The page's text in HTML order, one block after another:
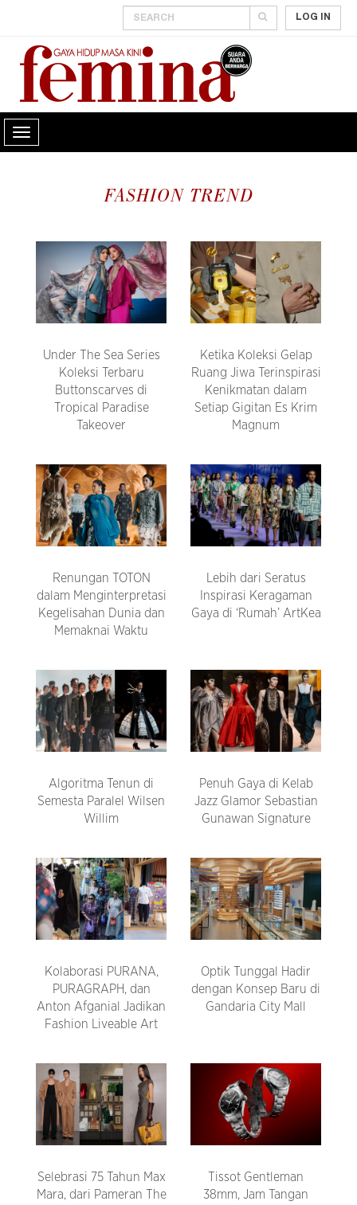
LOG IN
FASHION TREND
Under The Sea Series
Koleksi Terbaru
Buttonscarves di
Tropical Paradise
Takeover
Ketika Koleksi Gelap
Ruang Jiwa Terinspirasi
Kenikmatan dalam
Setiap Gigitan Es Krim
Magnum
Renungan TOTON
dalam Menginterpretasi
Kegelisahan Dunia dan
Memaknai Waktu
Lebih dari Seratus
Inspirasi Keragaman
Gaya di ‘Rumah’ ArtKea
Algoritma Tenun di
Semesta Paralel Wilsen
Willim
Penuh Gaya di Kelab
Jazz Glamor Sebastian
Gunawan Signature
Kolaborasi PURANA,
PURAGRAPH, dan
Anton Afganial Jadikan
Fashion Liveable Art
Optik Tunggal Hadir
dengan Konsep Baru di
Gandaria City Mall
Selebrasi 75 Tahun Max
Mara, dari Pameran The
Tissot Gentleman
38mm, Jam Tangan